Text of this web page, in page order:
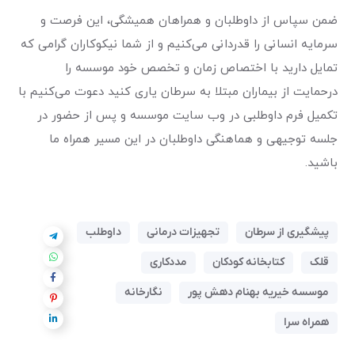
ضمن سپاس از داوطلبان و همراهان همیشگی، این فرصت و
سرمایه انسانی را قدردانی می‌کنیم و از شما نیکوکاران گرامی که
تمایل دارید با اختصاص زمان و تخصص خود موسسه را
درحمایت از بیماران مبتلا به سرطان یاری کنید دعوت می‌کنیم با
تکمیل فرم داوطلبی در وب سایت موسسه و پس از حضور در
جلسه توجیهی و هماهنگی داوطلبان در این مسیر همراه ما
باشید.
پیشگیری از سرطان تجهیزات درمانی
داوطلب
قلک
کتابخانه کودکان
مددکاری
موسسه خیریه بهنام دهش پور
نگارخانه
همراه سرا